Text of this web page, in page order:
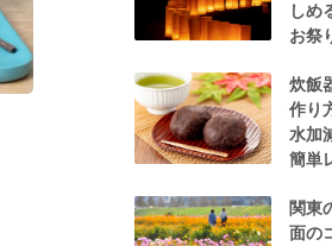
しめ
お祭
炊飯
作り
水加
簡単
関東
面の